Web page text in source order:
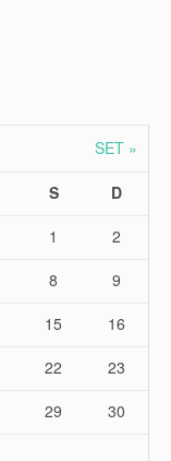
SET »
S
D
1
2
8
9
15
16
22
23
29
30